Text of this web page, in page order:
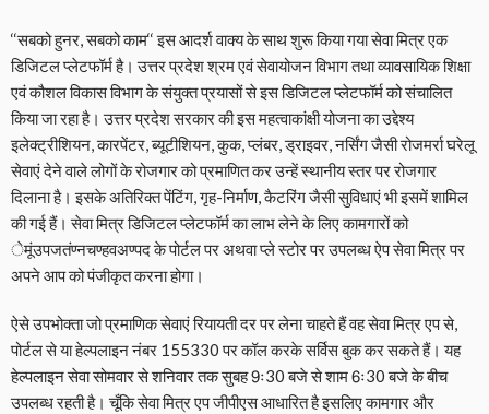
‘‘सबको हुनर, सबको काम‘‘ इस आदर्श वाक्य के साथ शुरू किया गया सेवा मित्र एक
डिजिटल प्लेटफॉर्म है। उत्तर प्रदेश श्रम एवं सेवायोजन विभाग तथा व्यावसायिक शिक्षा
एवं कौशल विकास विभाग के संयुक्त प्रयासों से इस डिजिटल प्लेटफॉर्म को संचालित
किया जा रहा है। उत्तर प्रदेश सरकार की इस महत्वाकांक्षी योजना का उद्देश्य
इलेक्ट्रीशियन, कारपेंटर, ब्यूटीशियन, कुक, प्लंबर, ड्राइवर, नर्सिंग जैसी रोजमर्रा घरेलू
सेवाएं देने वाले लोगों के रोजगार को प्रमाणित कर उन्हें स्थानीय स्तर पर रोजगार
दिलाना है। इसके अतिरिक्त पेंटिंग, गृह-निर्माण, कैटरिंग जैसी सुविधाएं भी इसमें शामिल
की गई हैं। सेवा मित्र डिजिटल प्लेटफॉर्म का लाभ लेने के लिए कामगारों को
ेमूंउपजतंण्नचण्हवअण्पद के पोर्टल पर अथवा प्ले स्टोर पर उपलब्ध ऐप सेवा मित्र पर
अपने आप को पंजीकृत करना होगा।
ऐसे उपभोक्ता जो प्रमाणिक सेवाएं रियायती दर पर लेना चाहते हैं वह सेवा मित्र एप से,
पोर्टल से या हेल्पलाइन नंबर 155330 पर कॉल करके सर्विस बुक कर सकते हैं। यह
हेल्पलाइन सेवा सोमवार से शनिवार तक सुबह 9ः30 बजे से शाम 6ः30 बजे के बीच
उपलब्ध रहती है। चूँकि सेवा मित्र एप जीपीएस आधारित है इसलिए कामगार और